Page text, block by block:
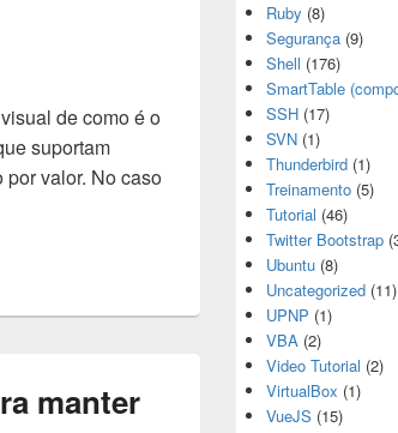
de como é o
suportam
valor. No caso
animada (gif ) para ensinar/
manter
Ruby (8)
Segurança (9)
Shell (176)
SmartTable
SSH (17)
SVN (1)
Thunderbird (1)
Treinamento (5)
Tutorial (46)
Twitter Bootstrap
Ubuntu (8)
Uncategorized (11)
UPNP (1)
VBA (2)
Video Tutorial (2)
VirtualBox (1)
VueJS (15)